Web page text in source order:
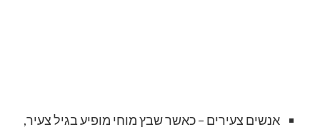
אנשים צעירים – כאשר שבץ מוחי מופיע בגיל צעיר,